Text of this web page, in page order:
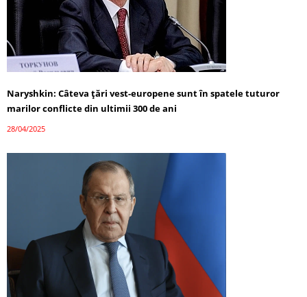
Naryshkin: Câteva țări vest-europene sunt în spatele tuturor
marilor conflicte din ultimii 300 de ani
28/04/2025